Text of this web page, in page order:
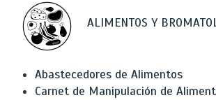
ALIMENTOS Y
Abastecedores de Alimentos
Carnet de Manipulación de